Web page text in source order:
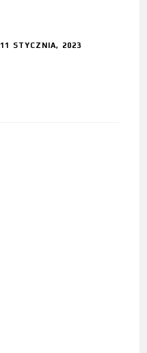
11 STYCZNIA, 2023